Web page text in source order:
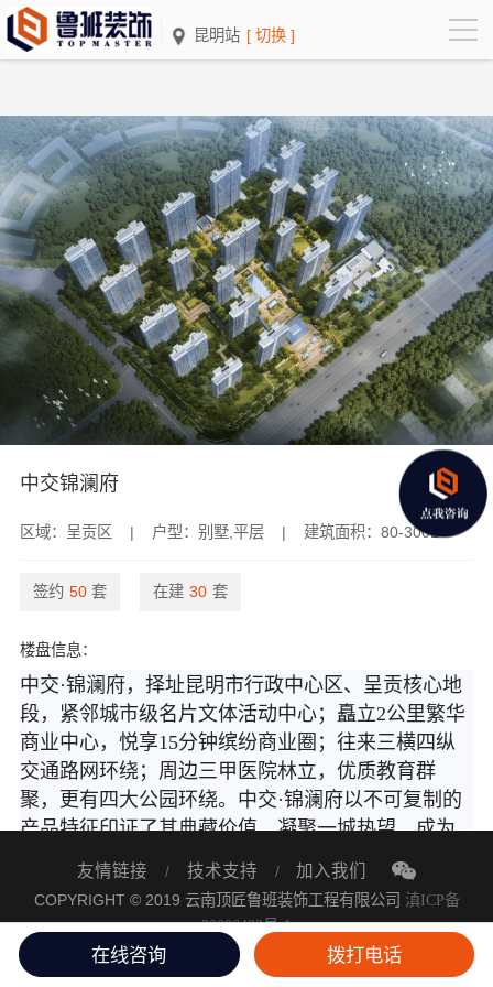
昆明站 [ 切换 ]
中交锦澜府
区域：呈贡区 | 户型：别墅,平层 | 建筑面积：80-300L
签约 50 套 在建 30 套
楼盘信息：
中交·锦澜府，择址昆明市行政中心区、呈贡核心地
段，紧邻城市级名片文体活动中心；矗立2公里繁华
商业中心，悦享15分钟缤纷商业圈；往来三横四纵
交通路网环绕；周边三甲医院林立，优质教育群
聚，更有四大公园环绕。中交·锦澜府以不可复制的
产品特征印证了其典藏价值，凝聚一城热望，成为
一城景仰，引领城市向上，品质进献城市精英阶
层，在昆明蜕变升级中与城市共鉴美好生活。
项目内部规划24班幼儿园、生鲜超市、运动场地、
健身设施、儿童游乐场所。
友情链接 / 技术支持 / 加入我们
COPYRIGHT © 2019 云南顶匠鲁班装饰工程有限公司 滇ICP备
20006483号-1
技术支持： 奥远科技
在线咨询 拨打电话